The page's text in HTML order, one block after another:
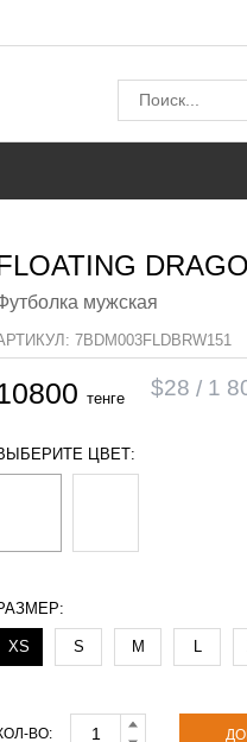
мужская
7BDM003FLDBRW151
тенге $28 1
ЦВЕТ:
XS S M L
ВО: